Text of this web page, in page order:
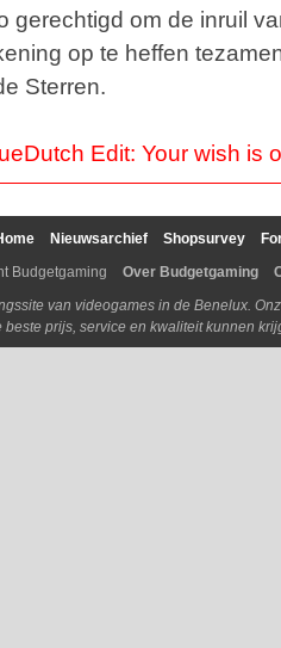
gerechtigd om de inruil
op te heffen
Sterren.
Edit: Your wish is
Nieuwsarchief Shopsurvey
Budgetgaming
Over Budgetgaming
van videogames in de Benelux.
beste prijs, service en kwaliteit kunnen